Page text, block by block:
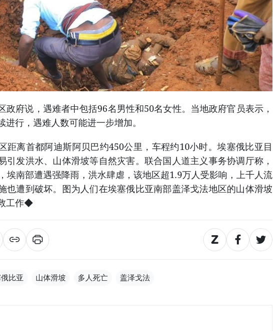
府说，遇难者中包括96名男性和50名女性。当地政府官员表示，
进行，遇难人数可能进一步增加。
离首都阿迪斯阿贝巴约450公里，车程约10小时。埃塞俄比亚目
引发洪水、山体滑坡等自然灾害。联合国人道主义事务协调厅称，
埃南部遭遇强降雨，洪水肆虐，该地区超1.9万人受影响，上千人流
也遭到破坏。图为人们在埃塞俄比亚南部盖泽戈法地区的山体滑坡
工作◆
比亚 山体滑坡 多人死亡 盖泽戈法